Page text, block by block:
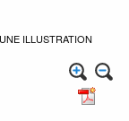
ILLUSTRATION